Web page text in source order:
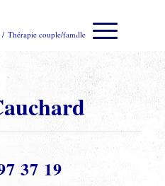
/ Thérapie couple/famille
37 19